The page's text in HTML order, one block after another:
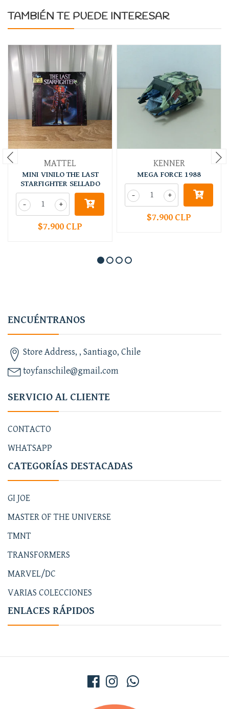
TAMBIÉN TE PUEDE INTERESAR
MATTEL
MINI VINILO THE LAST
STARFIGHTER SELLADO
+
-
$7.900 CLP
KENNER
MEGA FORCE 1988
+
-
$7.900 CLP
ENCUÉNTRANOS
Store Address, , Santiago, Chile
toyfanschile@gmail.com
SERVICIO AL CLIENTE
CONTACTO
WHATSAPP
CATEGORÍAS DESTACADAS
GI JOE
MASTER OF THE UNIVERSE
TMNT
TRANSFORMERS
MARVEL/DC
VARIAS COLECCIONES
ENLACES RÁPIDOS